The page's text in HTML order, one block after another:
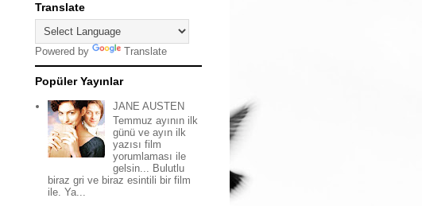
Translate
Powered by Translate
Popüler Yayınlar
JANE AUSTEN
Temmuz ayının ilk
günü ve ayın ilk
yazısı film
yorumlaması ile
gelsin... Bulutlu
biraz gri ve biraz esintili bir film
ile. Ya...